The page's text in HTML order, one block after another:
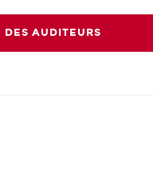
DES AUDITEURS